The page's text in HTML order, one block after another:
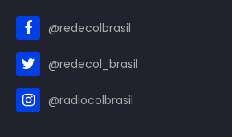
@redecolbrasil
@redecol_brasil
@radiocolbrasil